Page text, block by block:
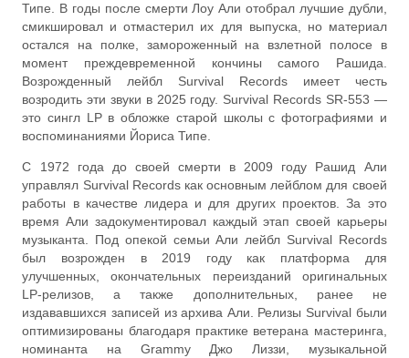
Типе. В годы после смерти Лоу Али отобрал лучшие дубли,
смикшировал и отмастерил их для выпуска, но материал
остался на полке, замороженный на взлетной полосе в
момент преждевременной кончины самого Рашида.
Возрожденный лейбл Survival Records имеет честь
возродить эти звуки в 2025 году. Survival Records SR-553 —
это сингл LP в обложке старой школы с фотографиями и
воспоминаниями Йориса Типе.
С 1972 года до своей смерти в 2009 году Рашид Али
управлял Survival Records как основным лейблом для своей
работы в качестве лидера и для других проектов. За это
время Али задокументировал каждый этап своей карьеры
музыканта. Под опекой семьи Али лейбл Survival Records
был возрожден в 2019 году как платформа для
улучшенных, окончательных переизданий оригинальных
LP-релизов, а также дополнительных, ранее не
издававшихся записей из архива Али. Релизы Survival были
оптимизированы благодаря практике ветерана мастеринга,
номинанта на Grammy Джо Лиззи, музыкальной